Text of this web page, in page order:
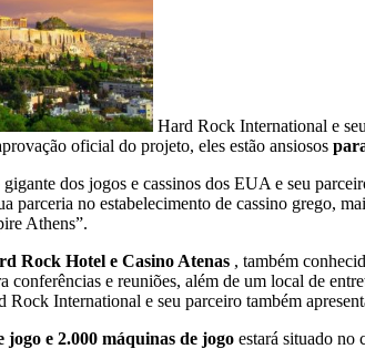
Hard Rock International e
oficial do projeto, eles estão ansiosos
dos jogos e cassinos dos EUA e seu
parceria no estabelecimento de cassino grego,
Athens”.
Rock Hotel e Casino Atenas , também
conferências e reuniões, além de um local de
Rock International e seu parceiro também
jogo e 2.000 máquinas de jogo estará situado no